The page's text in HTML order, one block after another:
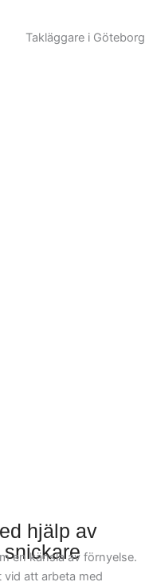
team leder dig genom
hjälp av
en känsla av förnyelse.
vid att arbeta med